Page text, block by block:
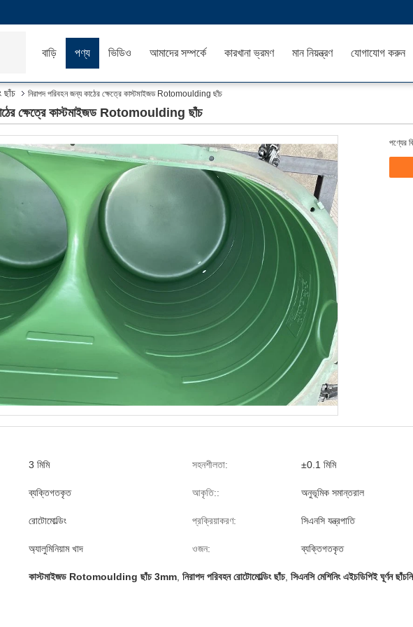
বাড়ি পণ্য ভিডিও আমাদের সম্পর্কে কারখানা ভ্রমণ মান নিয়ন্ত্রণ যোগাযোগ করুন
ছাঁচ নিরাপদ পরিবহন জন্য কাঠের ক্ষেত্রে কাস্টমাইজড Rotomoulding ছাঁচ
ক্ষেত্রে কাস্টমাইজড Rotomoulding ছাঁচ
পণ্যের
3 মিমি সহনশীলতা: ±0.1 মিমি
ব্যক্তিগতকৃত আকৃতি:: অনুভূমিক সমান্তরাল
রোটোমোল্ডিং প্রক্রিয়াকরণ: সিএনসি যন্ত্রপাতি
অ্যালুমিনিয়াম খাদ ওজন: ব্যক্তিগতকৃত
কাস্টমাইজড Rotomoulding ছাঁচ 3mm নিরাপদ পরিবহন রোটোমোল্ডিং ছাঁচ, সিএনসি মেশিনিং এইচডিপিই ঘূর্ণন